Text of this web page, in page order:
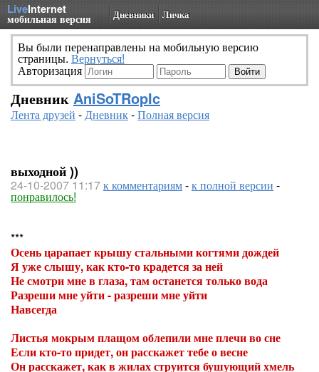
LiveInternet
мобильная версия Дневники Личка
Вы были перенаправлены на мобильную версию
страницы. Вернуться!
Авторизация
Дневник AniSoTRopIc
Лента друзей -Дневник-Полная версия
выходной ))
24-10-2007 11:17к комментариям-к полной версии -
понравилось!
***
Осень царапает крышу стальными когтями дождей
Я уже слышу, как кто-то крадется за ней
Не смотри мне в глаза, там останется только вода
Разреши мне уйти - разреши мне уйти
Навсегда
Листья мокрым плащом облепили мне плечи во сне
Если кто-то придет, он расскажет тебе о весне
Он расскажет, как в жилах струится бушующий хмель